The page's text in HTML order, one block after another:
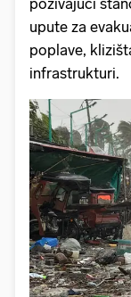
pozivajući
upute za
poplave,
infrastrukturi.